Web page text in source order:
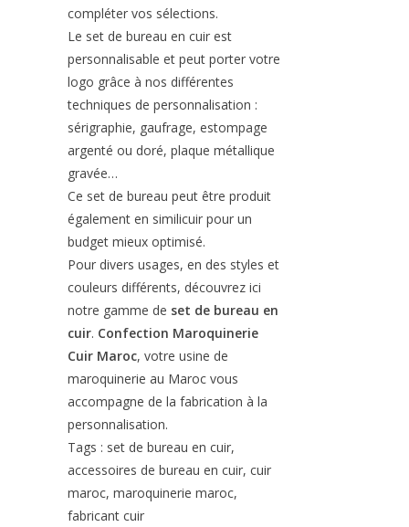
compléter vos sélections.
Le set de bureau en cuir est
personnalisable et peut porter votre
logo grâce à nos différentes
techniques de personnalisation :
sérigraphie, gaufrage, estompage
argenté ou doré, plaque métallique
gravée…
Ce set de bureau peut être produit
également en similicuir pour un
budget mieux optimisé.
Pour divers usages, en des styles et
couleurs différents, découvrez ici
notre gamme de set de bureau en
cuir. Confection Maroquinerie
Cuir Maroc, votre usine de
maroquinerie au Maroc vous
accompagne de la fabrication à la
personnalisation.
Tags : set de bureau en cuir,
accessoires de bureau en cuir, cuir
maroc, maroquinerie maroc,
fabricant cuir